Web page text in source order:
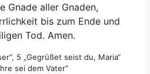
Gnade aller Gnaden,
bis zum Ende und
Tod. Amen.
5 „Gegrüßet seist du, Maria“
sei dem Vater“